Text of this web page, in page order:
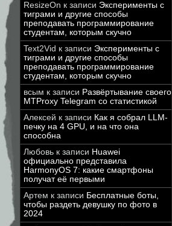
ResizeOn к записи Эксперименты с
тиграми и другие способы
преподавать программирование
студентам, которым скучно
Text2Vid к записи Эксперименты с
тиграми и другие способы
преподавать программирование
студентам, которым скучно
всым к записи Развёртывание своего
MTProxy Telegram со статистикой
Алексей к записи Как я собрал LLM-
печку на 4 GPU, и на что она
способна
Любовь к записи Huawei
официально представила
HarmonyOS 7: какие смартфоны
получат её первыми
Артем к записи Бесплатные боты,
чтобы раздеть девушку по фото в
2024